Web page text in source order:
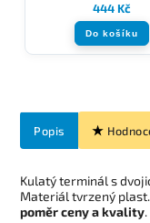
444 Kč
Do košíku
Popis
Kulatý terminál s
Materiál tvrzený
poměr ceny a kvality.